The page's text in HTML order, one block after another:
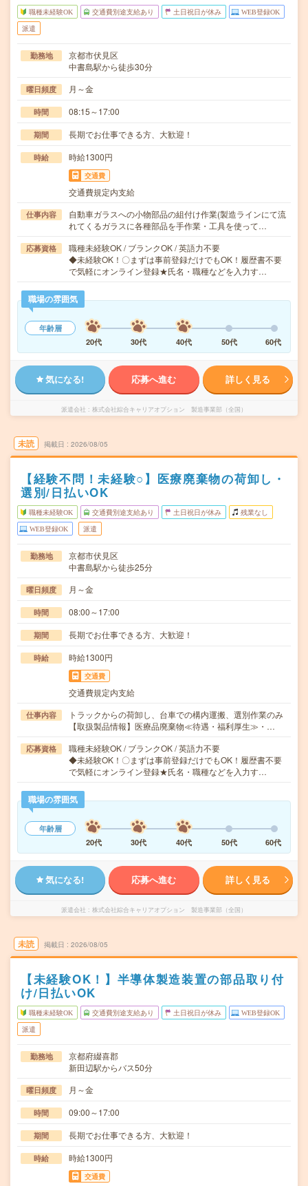
職種未経験OK 交通費別途支給あり 土日祝日が休み WEB登録OK
派遣
勤務地
京都市伏見区
中書島駅から徒歩30分
曜日頻度 月～金
時間 08:15～17:00
期間 長期でお仕事できる方、大歓迎！
時給 時給1300円
交通費
交通費規定内支給
仕事内容
自動車ガラスへの小物部品の組付け作業(製造ラインにて流
れてくるガラスに各種部品を手作業・工具を使って…
応募資格
職種未経験OK / ブランクOK / 英語力不要
◆未経験OK！〇まずは事前登録だけでもOK！履歴書不要
で気軽にオンライン登録★氏名・職種などを入力す…
職場の雰囲気
年齢層
20代
30代 40代 50代 60代
気になる! 応募へ進む 詳しく見る
派遣会社 株式会社綜合キャリアオプション 製造事業部（全国）
未読 掲載日 2026/08/05
【経験不問！未経験○】医療廃棄物の荷卸し・
選別/日払いOK
職種未経験OK 交通費別途支給あり 土日祝日が休み 残業なし
WEB登録OK 派遣
勤務地
京都市伏見区
中書島駅から徒歩25分
曜日頻度 月～金
時間 08:00～17:00
期間 長期でお仕事できる方、大歓迎！
時給 時給1300円
交通費
交通費規定内支給
仕事内容
トラックからの荷卸し、台車での構内運搬、選別作業のみ
【取扱製品情報】医療品廃棄物≪待遇・福利厚生≫・…
応募資格
職種未経験OK / ブランクOK / 英語力不要
◆未経験OK！〇まずは事前登録だけでもOK！履歴書不要
で気軽にオンライン登録★氏名・職種などを入力す…
職場の雰囲気
年齢層
20代
30代 40代 50代 60代
気になる! 応募へ進む 詳しく見る
派遣会社 株式会社綜合キャリアオプション 製造事業部（全国）
未読 掲載日 2026/08/05
【未経験OK！】半導体製造装置の部品取り付
け/日払いOK
職種未経験OK 交通費別途支給あり 土日祝日が休み WEB登録OK
派遣
勤務地
京都府綴喜郡
新田辺駅からバス50分
曜日頻度 月～金
時間 09:00～17:00
期間 長期でお仕事できる方、大歓迎！
時給 時給1300円
交通費